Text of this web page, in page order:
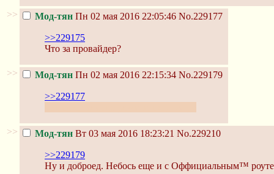
>> Мод-тян Пн 02 мая 2016 22:05:46 No.229177
>>229175
Что за провайдер?
>> Мод-тян Пн 02 мая 2016 22:15:34 No.229179
>>229177
>> Мод-тян Вт 03 мая 2016 18:23:21 No.229210
>>229179
Ну и доброед. Небось еще и с Оффициальным™